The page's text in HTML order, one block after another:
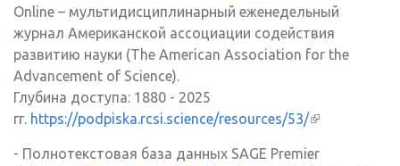
ссылка)
Online – мультидисциплинарный еженедельный
журнал Американской ассоциации содействия
развитию науки (The American Association for the
Advancement of Science).
Глубина доступа: 1880 - 2025
гг. https://podpiska.rcsi.science/resources/53/(внешняя
- Полнотекстовая база данных SAGE Premier